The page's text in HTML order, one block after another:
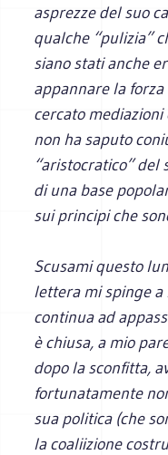
asprezze del suo
qualche “pulizia”
siano stati anche
appannare la
cercato
non ha saputo
“aristocratico” del
di una base
sui principi che
Scusami questo
lettera mi spinge
continua ad
è chiusa, a mio
dopo la sconfitta,
fortunatamente
sua politica (che
la coaliizione